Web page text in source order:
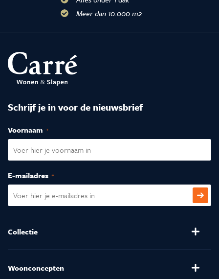
Meer dan 10.000 m2
Schrijf je in voor de nieuwsbrief
Voornaam (Vereist)
E-mailadres (Vereist)
Collectie
Woonconcepten